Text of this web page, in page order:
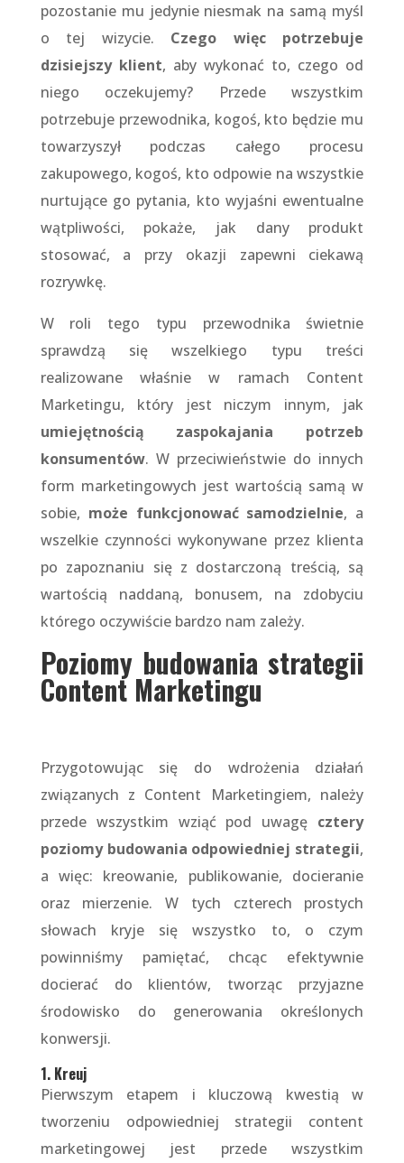
pozostanie mu jedynie niesmak na samą myśl
o tej wizycie. Czego więc potrzebuje
dzisiejszy klient, aby wykonać to, czego od
niego oczekujemy? Przede wszystkim
potrzebuje przewodnika, kogoś, kto będzie mu
towarzyszył podczas całego procesu
zakupowego, kogoś, kto odpowie na wszystkie
nurtujące go pytania, kto wyjaśni ewentualne
wątpliwości, pokaże, jak dany produkt
stosować, a przy okazji zapewni ciekawą
rozrywkę.
W roli tego typu przewodnika świetnie
sprawdzą się wszelkiego typu treści
realizowane właśnie w ramach Content
Marketingu, który jest niczym innym, jak
umiejętnością zaspokajania potrzeb
konsumentów. W przeciwieństwie do innych
form marketingowych jest wartością samą w
sobie, może funkcjonować samodzielnie, a
wszelkie czynności wykonywane przez klienta
po zapoznaniu się z dostarczoną treścią, są
wartością naddaną, bonusem, na zdobyciu
którego oczywiście bardzo nam zależy.
Poziomy budowania strategii
Content Marketingu
Przygotowując się do wdrożenia działań
związanych z Content Marketingiem, należy
przede wszystkim wziąć pod uwagę cztery
poziomy budowania odpowiedniej strategii,
a więc: kreowanie, publikowanie, docieranie
oraz mierzenie. W tych czterech prostych
słowach kryje się wszystko to, o czym
powinniśmy pamiętać, chcąc efektywnie
docierać do klientów, tworząc przyjazne
środowisko do generowania określonych
konwersji.
1. Kreuj
Pierwszym etapem i kluczową kwestią w
tworzeniu odpowiedniej strategii content
marketingowej jest przede wszystkim